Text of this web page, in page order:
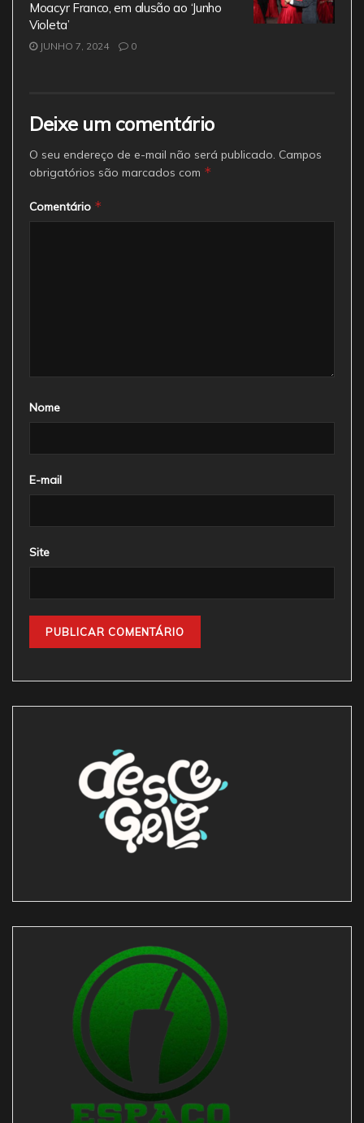
Moacyr Franco, em alusão ao ‘Junho
Violeta’
JUNHO 7, 2024 0
Deixe um comentário
O seu endereço de e-mail não será publicado. Campos
obrigatórios são marcados com *
Comentário *
Nome
E-mail
Site